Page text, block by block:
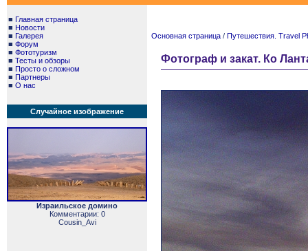
■ Главная страница
■ Новости
■ Галерея
■ Форум
■ Фототуризм
■ Тесты и обзоры
■ Просто о сложном
■ Партнеры
■ О нас
Случайное изображение
Израильское домино
Комментарии: 0
Cousin_Avi
Основная страница / Путешествия. Travel
Фотограф и закат. Ко